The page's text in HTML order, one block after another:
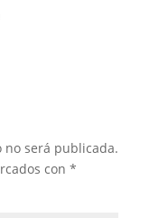
no será publicada.
con *